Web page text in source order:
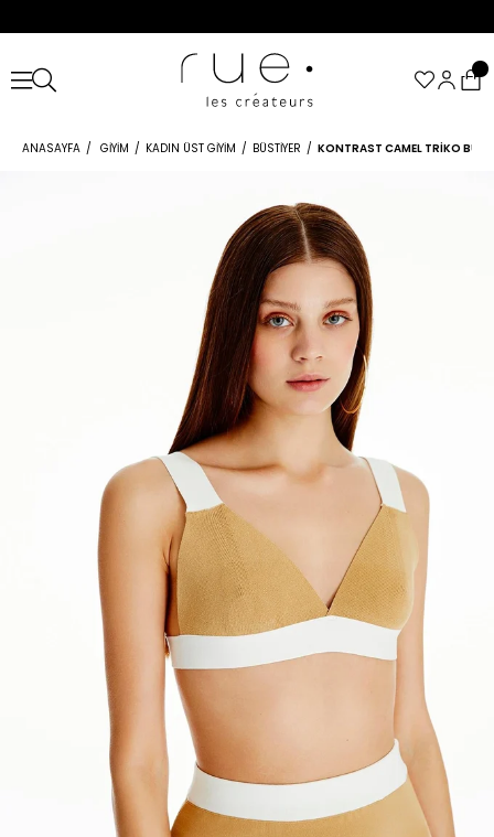
ANASAYFA GIYIM KADIN ÜST GIYIM BÜSTIYER KONTRAST CAMEL TRIKO